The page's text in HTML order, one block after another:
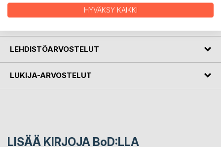
LEHDISTÖARVOSTELUT
LUKIJA-ARVOSTELUT
LISÄÄ KIRJOJA BoD:LLA
HYVÄKSY KAIKKI